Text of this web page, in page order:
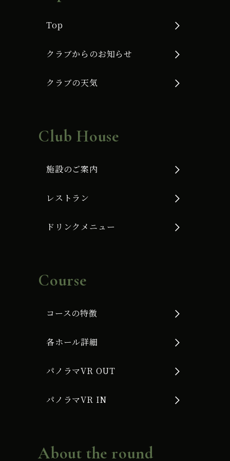
Top
クラブからのお知らせ
クラブの天気
Club House
施設のご案内
レストラン
ドリンクメニュー
Course
コースの特徴
各ホール詳細
パノラマVR OUT
パノラマVR IN
About the round